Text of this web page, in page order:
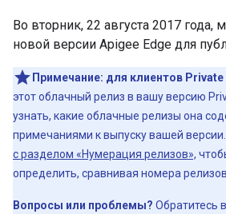
Во вторник, 22 августа 2017 года,
новой версии Apigee Edge для
Примечание: для клиентов Private
этот облачный релиз в вашу версию
узнать, какие облачные релизы она
примечаниями к выпуску вашей
с разделом «Нумерация релизов»,
определить, сравнивая номера релизов.
Вопросы или проблемы? Обратитесь в